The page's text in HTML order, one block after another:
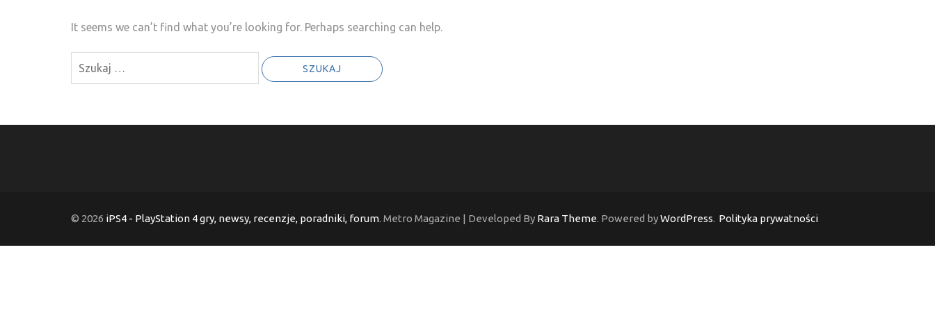
It seems we can’t find what you’re looking for. Perhaps searching can help.
© 2026 iPS4 - PlayStation 4 gry, newsy, recenzje, poradniki, forum. Metro Magazine | Developed By Rara Theme. Powered byWordPress. Polityka prywatności